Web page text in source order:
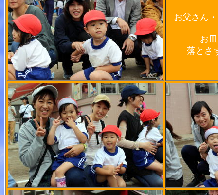
お父さん
お
落とさ